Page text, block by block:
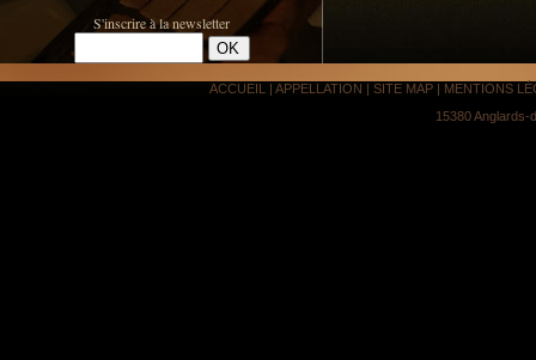
S'inscrire à la newsletter
ACCUEIL |APPELLATION |SITE MAP | MENTIONS
15380 Anglards-